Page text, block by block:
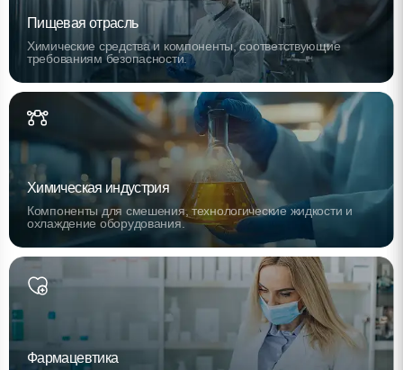
Пищевая отрасль
Химические средства и компоненты, соответствующие
требованиям безопасности.
Химическая индустрия
Компоненты для смешения, технологические жидкости и
охлаждение оборудования.
Фармацевтика